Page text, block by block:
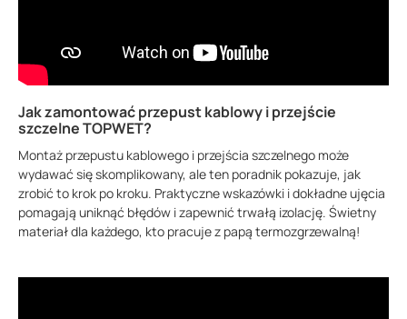
Jak zamontować przepust kablowy i przejście
szczelne TOPWET?
Montaż przepustu kablowego i przejścia szczelnego może
wydawać się skomplikowany, ale ten poradnik pokazuje, jak
zrobić to krok po kroku. Praktyczne wskazówki i dokładne ujęcia
pomagają uniknąć błędów i zapewnić trwałą izolację. Świetny
materiał dla każdego, kto pracuje z papą termozgrzewalną!